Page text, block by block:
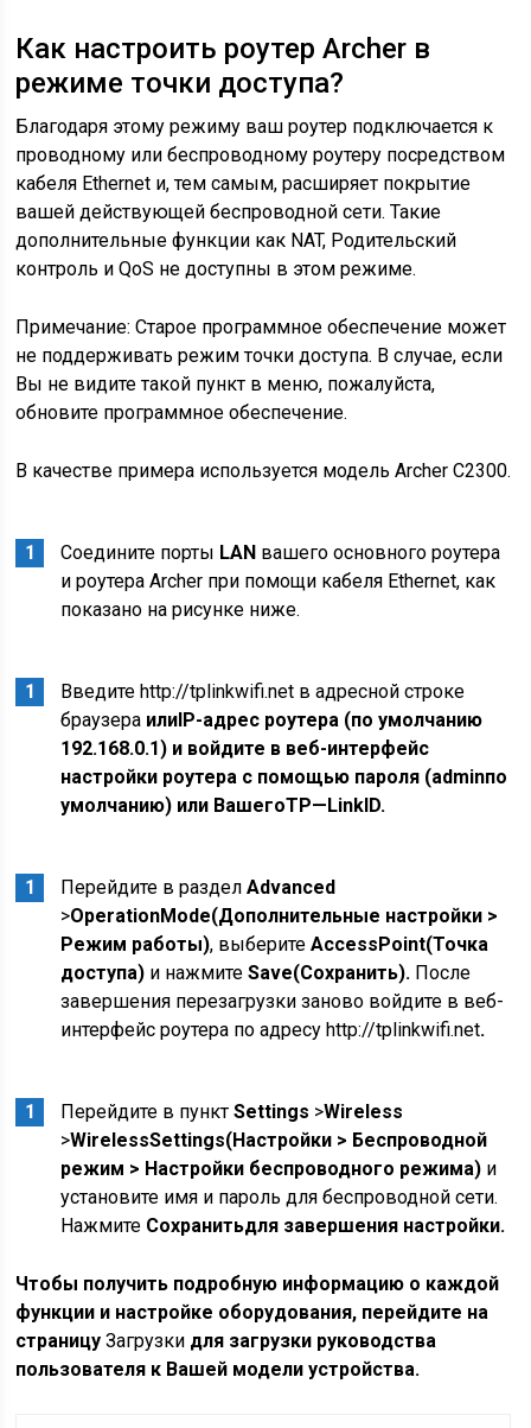
Как настроить роутер Archer в
режиме точки доступа?
Благодаря этому режиму ваш роутер подключается к
проводному или беспроводному роутеру посредством
кабеля Ethernet и, тем самым, расширяет покрытие
вашей действующей беспроводной сети. Такие
дополнительные функции как NAT, Родительский
контроль и QoS не доступны в этом режиме.
Примечание: Старое программное обеспечение может
не поддерживать режим точки доступа. В случае, если
Вы не видите такой пункт в меню, пожалуйста,
обновите программное обеспечение.
В качестве примера используется модель Archer C2300.
Соедините порты LAN вашего основного роутера
и роутера Archer при помощи кабеля Ethernet, как
показано на рисунке ниже.
Введите http://tplinkwifi.net в адресной строке
браузера илиIP-адрес роутера (по умолчанию
192.168.0.1) и войдите в веб-интерфейс
настройки роутера с помощью пароля (adminпо
умолчанию) или ВашегоTP—LinkID.
Перейдите в разделAdvanced
>OperationMode(Дополнительные настройки >
Режим работы), выберитеAccessPoint(Точка
доступа) и нажмитеSave(Сохранить). После
завершения перезагрузки заново войдите в веб-
интерфейс роутера по адресу http://tplinkwifi.net.
Перейдите в пунктSettings >Wireless
>WirelessSettings(Настройки > Беспроводной
режим > Настройки беспроводного режима) и
установите имя и пароль для беспроводной сети.
Нажмите Сохранитьдля завершения настройки.
Чтобы получить подробную информацию о каждой
функции и настройке оборудования, перейдите на
страницу Загрузки для загрузки руководства
пользователя к Вашей модели устройства.